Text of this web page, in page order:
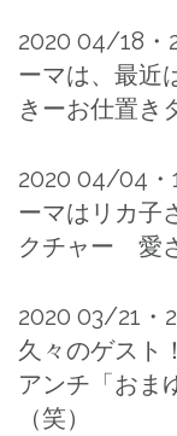
2020 04/18・
ーマは、最近
きーお仕置き
2020 04/04・
ーマはリカ子
クチャー 愛
2020 03/21・
久々のゲスト
アンチ「おま
（笑）